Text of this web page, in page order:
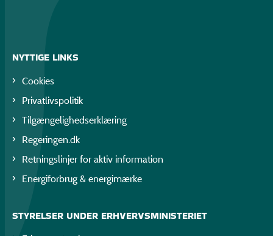
NYTTIGE LINKS
Cookies
Privatlivspolitik
Tilgængelighedserklæring
Regeringen.dk
Retningslinjer for aktiv information
Energiforbrug & energimærke
STYRELSER UNDER ERHVERVSMINISTERIET